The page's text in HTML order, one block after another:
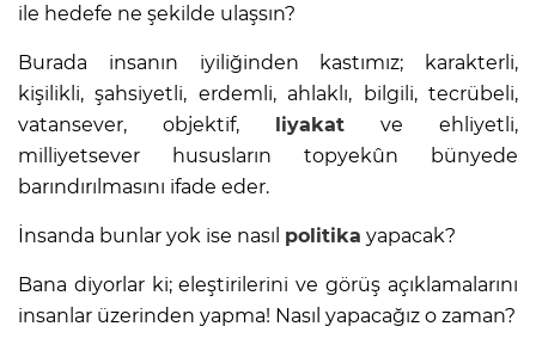
ile hedefe ne şekilde ulaşsın?
Burada insanın iyiliğinden kastımız; karakterli,
kişilikli, şahsiyetli, erdemli, ahlaklı, bilgili, tecrübeli,
vatansever, objektif, liyakat ve ehliyetli,
milliyetsever hususların topyekûn bünyede
barındırılmasını ifade eder.
İnsanda bunlar yok ise nasıl politika yapacak?
Bana diyorlar ki; eleştirilerini ve görüş açıklamalarını
insanlar üzerinden yapma! Nasıl yapacağız o zaman?